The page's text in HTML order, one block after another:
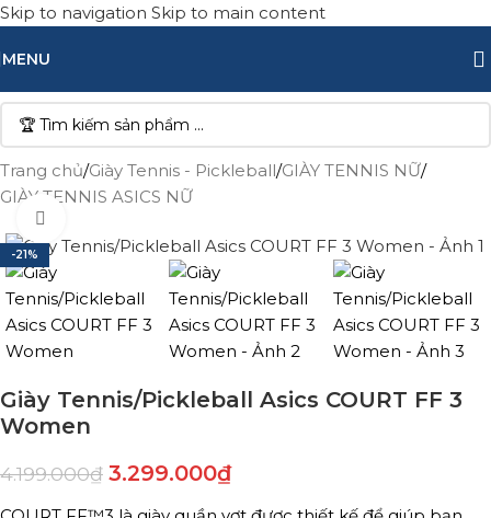
Skip to navigation Skip to main content
MENU
Trang chủ/Giày Tennis - Pickleball/GIÀY TENNIS NỮ/
GIÀY TENNIS ASICS NỮ
-21%
Giày Tennis/Pickleball Asics COURT FF 3
Women
4.199.000₫ 3.299.000₫